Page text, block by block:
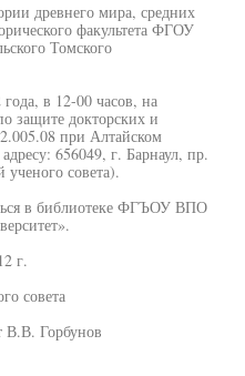
древнего мира, средних
факультета ФГОУ
Томского
в 12-00 часов, на
защите докторских и
при Алтайском
656049, г. Барнаул, пр.
ученого совета).
в библиотеке ФГЪОУ ВПО
г.
совета
В.В. Горбунов